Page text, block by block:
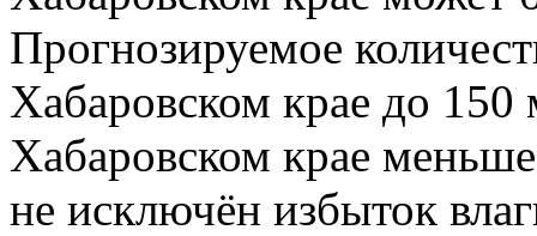
Прогнозируемое
Хабаровском крае до
Хабаровском крае
не исключён избыток